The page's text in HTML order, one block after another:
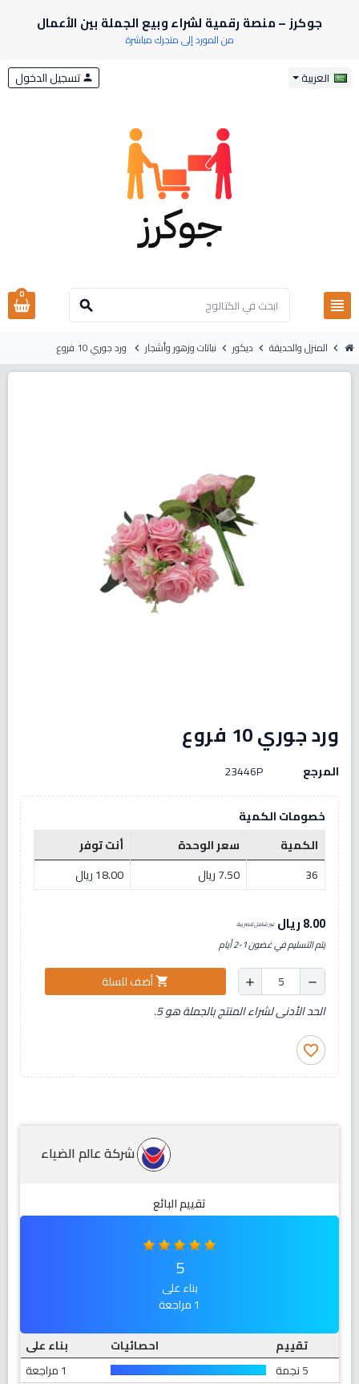
جوكرز – منصة رقمية لشراء وبيع الجملة بين الأعمال
من المورد إلى متجرك مباشرة
العربية
view_headline
search
person تسجيل الدخول
0
chevron_right المنزل والحديقة chevron_right ديكور chevron_right نباتات وزهور وأشجار chevron_right ورد جوري 10 فروع
ورد جوري 10 فروع
المرجع 23446P
خصومات الكمية
الكمية
سعر الوحدة
أنت توفر
36
7.50 ريال 18.00 ريال
8.00 ريال غير شامل للضريبة
يتم التسليم في غضون 1-2 أيام
remove
add
shopping_cartأضف للسلة
الحد الأدنى لشراء المنتج بالجملة هو 5.
favorite_border
شركة عالم الضياء
تقييم البائع
5
بناء على
1 مراجعة
تقييم
احصائيات
بناء على
5 نجمة
1 مراجعة